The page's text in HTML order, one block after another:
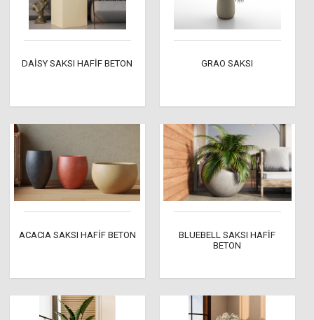
DAİSY SAKSI HAFİF BETON GRAO SAKSI
ACACIA SAKSI HAFİF BETON
BLUEBELL SAKSI HAFİF
BETON